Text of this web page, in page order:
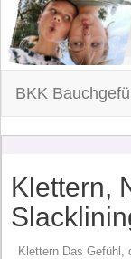
BKK
Klettern,
Klettern Das Gefühl,